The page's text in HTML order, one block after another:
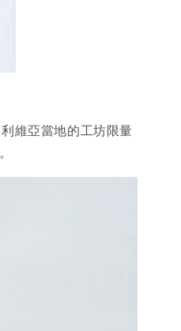
維亞當地的工坊限量